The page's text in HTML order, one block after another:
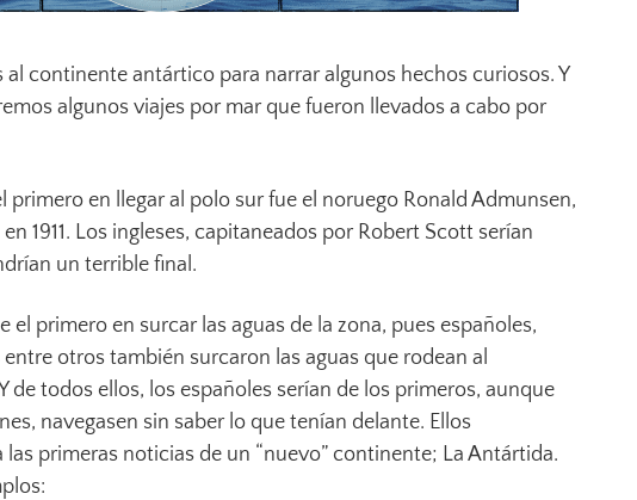
al continente antártico para narrar algunos hechos curiosos. Y
algunos viajes por mar que fueron llevados a cabo por
primero en llegar al polo sur fue el noruego Ronald Admunsen,
1911. Los ingleses, capitaneados por Robert Scott serían
un terrible final.
el primero en surcar las aguas de la zona, pues españoles,
otros también surcaron las aguas que rodean al
de todos ellos, los españoles serían de los primeros, aunque
navegasen sin saber lo que tenían delante. Ellos
primeras noticias de un “nuevo” continente; La Antártida.